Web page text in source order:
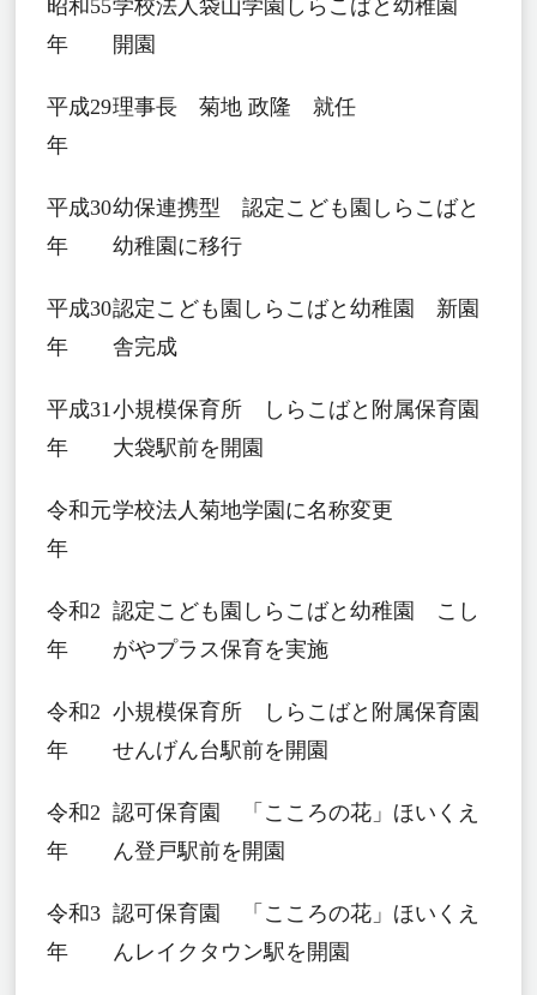
昭和55
年
学校法人袋山学園しらこばと幼稚園
開園
平成29
年
理事長 菊地 政隆 就任
平成30
年
幼保連携型 認定こども園しらこばと
幼稚園に移行
平成30
年
認定こども園しらこばと幼稚園 新園
舎完成
平成31
年
小規模保育所 しらこばと附属保育園
大袋駅前を開園
令和元
年
学校法人菊地学園に名称変更
令和2
年
認定こども園しらこばと幼稚園 こし
がやプラス保育を実施
令和2
年
小規模保育所 しらこばと附属保育園
せんげん台駅前を開園
令和2
年
認可保育園 「こころの花」ほいくえ
ん登戸駅前を開園
令和3
年
認可保育園 「こころの花」ほいくえ
んレイクタウン駅を開園